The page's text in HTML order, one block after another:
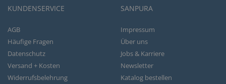
KUNDENSERVICE
AGB
Häufige Fragen
Datenschutz
Versand + Kosten
Widerrufsbelehrung
SANPURA
Impressum
Über uns
Jobs & Karriere
Newsletter
Katalog bestellen